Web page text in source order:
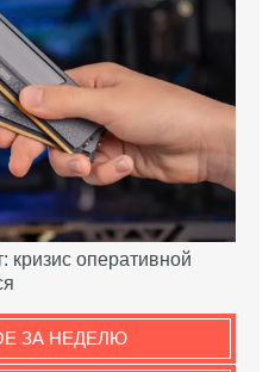
кризис оперативной
ЗА НЕДЕЛЮ